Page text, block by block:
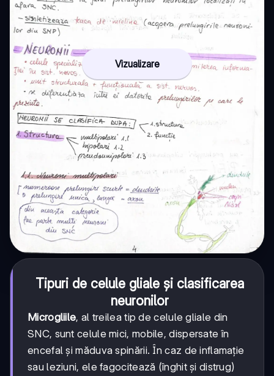
Vizualizare
Tipuri de celule gliale și clasificarea
neuronilor
Microgliile, al treilea tip de celule gliale din
SNC, sunt celule mici, mobile, dispersate în
encefal și măduva spinării. În caz de inflamație
sau leziuni, ele fagocitează (înghit și distrug)